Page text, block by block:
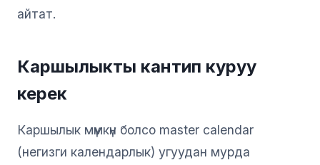
айтат.
Каршылыкты кантип куруу
керек
Каршылык мүмкүн болсо master calendar
(негизги календарлык) угуудан мурда